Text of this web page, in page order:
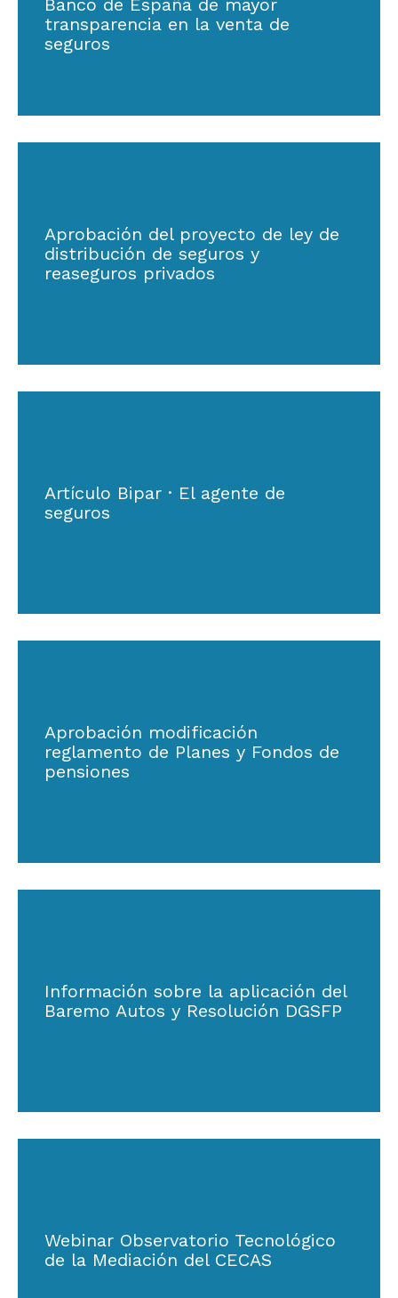
Banco de España de mayor
transparencia en la venta de
seguros
Aprobación del proyecto de ley de
distribución de seguros y
reaseguros privados
Artículo Bipar · El agente de
seguros
Aprobación modificación
reglamento de Planes y Fondos de
pensiones
Información sobre la aplicación del
Baremo Autos y Resolución DGSFP
Webinar Observatorio Tecnológico
de la Mediación del CECAS